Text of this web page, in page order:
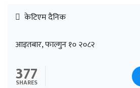
केटिएम दैनिक
आइतबार, फाल्गुन १० २०८२
377
SHARES